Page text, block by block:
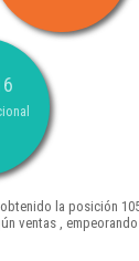
la posición
ventas ,